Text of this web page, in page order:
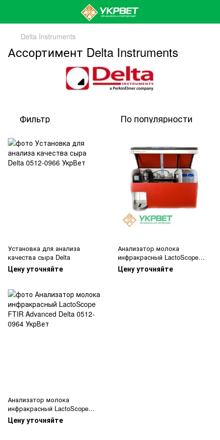
Delta Instruments
Ассортимент Delta Instruments
Фильтр По популярности
Установка для анализа
качества сыра Delta
Цену уточняйте
Анализатор молока
инфракрасный LactoScope
Filter Model C4+Delta
Цену уточняйте
Анализатор молока
инфракрасный LactoScope
FTIR Advanced Delta
Цену уточняйте